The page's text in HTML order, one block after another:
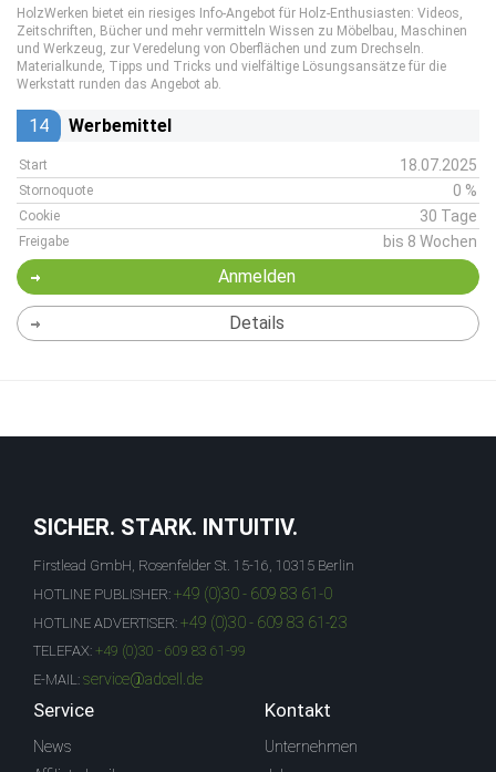
HolzWerken bietet ein riesiges Info-Angebot für Holz-Enthusiasten: Videos,
Zeitschriften, Bücher und mehr vermitteln Wissen zu Möbelbau, Maschinen
und Werkzeug, zur Veredelung von Oberflächen und zum Drechseln.
Materialkunde, Tipps und Tricks und vielfältige Lösungsansätze für die
Werkstatt runden das Angebot ab.
14 Werbemittel
Start 18.07.2025
Stornoquote 0 %
Cookie 30 Tage
Freigabe bis 8 Wochen
Anmelden
Details
SICHER. STARK. INTUITIV.
Firstlead GmbH, Rosenfelder St. 15-16, 10315 Berlin
HOTLINE PUBLISHER: +49 (0)30 - 609 83 61-0
HOTLINE ADVERTISER: +49 (0)30 - 609 83 61-23
TELEFAX: +49 (0)30 - 609 83 61-99
E-MAIL: service@adcell.de
Service
News
Kontakt
Unternehmen